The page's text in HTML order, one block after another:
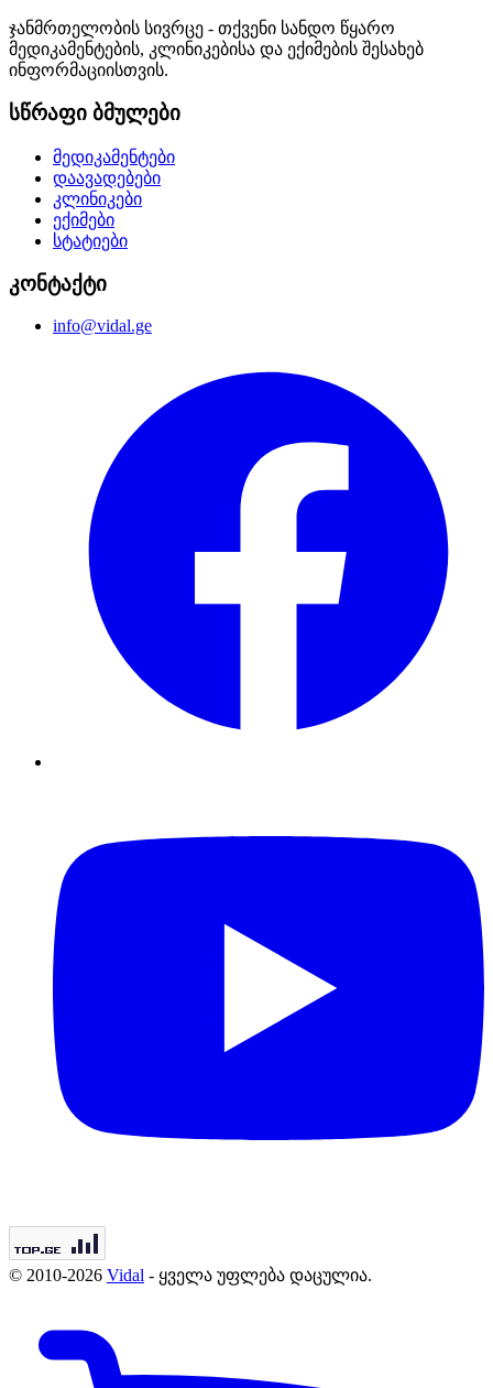
ჯანმრთელობის სივრცე - თქვენი სანდო წყარო
მედიკამენტების, კლინიკებისა და ექიმების შესახებ
ინფორმაციისთვის.
სწრაფი ბმულები
მედიკამენტები
დაავადებები
კლინიკები
ექიმები
სტატიები
კონტაქტი
info@vidal.ge
© 2010-2026 Vidal - ყველა უფლება დაცულია.